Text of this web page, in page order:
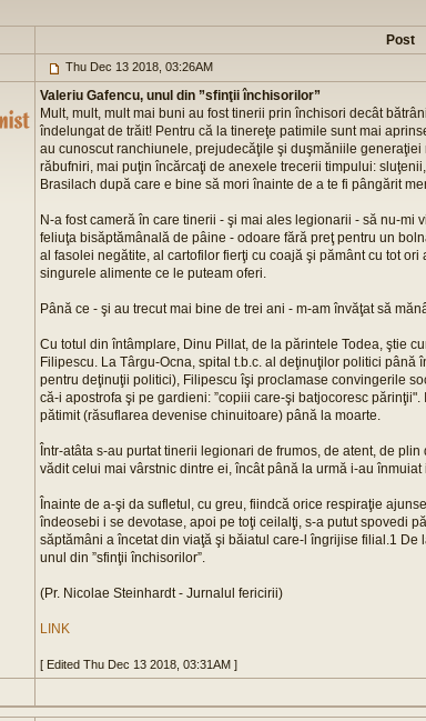
Post
Thu Dec 13 2018, 03:26AM
Valeriu Gafencu, unul din ”sfinţii închisorilor”
Mult, mult, mult mai buni au fost tinerii prin închisori decât
îndelungat de trăit! Pentru că la tinereţe patimile sunt mai
au cunoscut ranchiunele, prejudecăţile şi duşmăniile
răbufniri, mai puţin încărcaţi de anexele trecerii timpului:
Brasilach după care e bine să mori înainte de a te fi pângărit
N-a fost cameră în care tinerii - şi mai ales legionarii - să nu-mi
feliuţa bisăptămânală de pâine - odoare fără preţ pentru un
al fasolei negătite, al cartofilor fierţi cu coajă şi pământ cu tot
singurele alimente ce le puteam oferi.
Până ce - şi au trecut mai bine de trei ani - m-am învăţat să
Cu totul din întâmplare, Dinu Pillat, de la părintele Todea, ştie
Filipescu. La Târgu-Ocna, spital t.b.c. al deţinuţilor politici
pentru deţinuţii politici), Filipescu îşi proclamase convingerile
că-i apostrofa şi pe gardieni: ”copiii care-şi batjocoresc
pătimit (răsuflarea devenise chinuitoare) până la moarte.
Într-atâta s-au purtat tinerii legionari de frumos, de atent, de
vădit celui mai vârstnic dintre ei, încât până la urmă i-au înmuiat
Înainte de a-şi da sufletul, cu greu, fiindcă orice respiraţie
îndeosebi i se devotase, apoi pe toţi ceilalţi, s-a putut spovedi
săptămâni a încetat din viaţă şi băiatul care-l îngrijise filial.1 De
unul din ”sfinţii închisorilor”.
(Pr. Nicolae Steinhardt - Jurnalul fericirii)
LINK
[ Edited Thu Dec 13 2018, 03:31AM ]